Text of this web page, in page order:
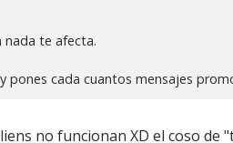
nada te afecta.
pones cada cuantos mensajes
no funcionan XD el coso de